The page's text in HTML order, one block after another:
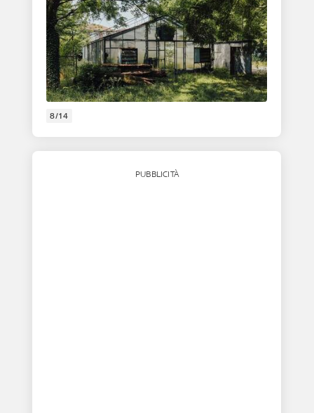
8/14
PUBBLICITÀ